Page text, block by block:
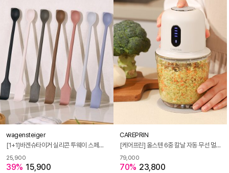
wagensteiger
[1+1]바겐슈타이거 실리콘 투웨이 스페츌라 시리즈
25,900
39% 15,900
CAREPRIN
[케어프린] 올스텐 6중 칼날 자동 무선 멀티 야채 이유식 유리용기 다지기 쵸퍼
79,000
70% 23,800